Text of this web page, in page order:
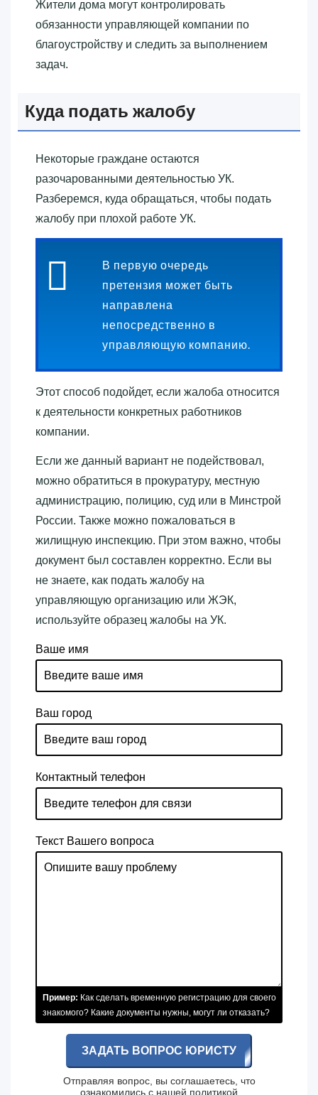
Жители дома могут контролировать
обязанности управляющей компании по
благоустройству и следить за выполнением
задач.
Куда подать жалобу
Некоторые граждане остаются
разочарованными деятельностью УК.
Разберемся, куда обращаться, чтобы подать
жалобу при плохой работе УК.
В первую очередь
претензия может быть
направлена
непосредственно в
управляющую компанию.
Этот способ подойдет, если жалоба относится
к деятельности конкретных работников
компании.
Если же данный вариант не подействовал,
можно обратиться в прокуратуру, местную
администрацию, полицию, суд или в Минстрой
России. Также можно пожаловаться в
жилищную инспекцию. При этом важно, чтобы
документ был составлен корректно. Если вы
не знаете, как подать жалобу на
управляющую организацию или ЖЭК,
используйте образец жалобы на УК.
Ваше имя
Ваш город
Контактный телефон
Текст Вашего вопроса
Пример: Как сделать временную регистрацию для своего
знакомого? Какие документы нужны, могут ли отказать?
ЗАДАТЬ ВОПРОС ЮРИСТУ
Отправляя вопрос, вы соглашаетесь, что
ознакомились с нашей политикой